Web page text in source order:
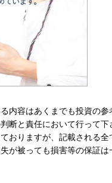
内容はあくまでも投資の
断と責任において行って
おりますが、記載される
が被っても損害等の保証